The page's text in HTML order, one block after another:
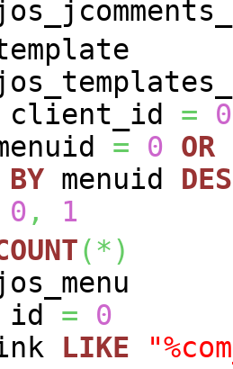
client_id =
0
= 0 OR
BY menuid
0 ,
1
(*)
id =
0
LIKE